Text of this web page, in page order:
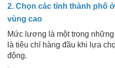
2. Chọn các tỉnh thành phố
vùng cao
Mức lương là một trong
là tiêu chí hàng đầu khi lựa
động.